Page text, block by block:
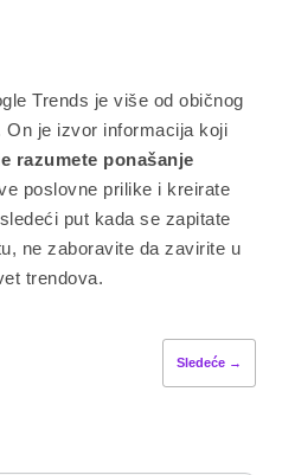
Trends je više od običnog
On je izvor informacija koji
razumete ponašanje
poslovne prilike i kreirate
put kada se zapitate
ne zaboravite da zavirite u
trendova.
Sledeće→